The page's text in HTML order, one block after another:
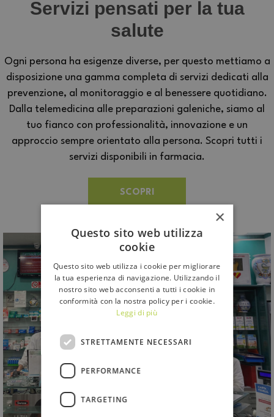
Servizi pensati per la tua
salute
Ogni persona ha esigenze diverse, per questo mettiamo a
disposizione una gamma completa di servizi dedicati alla
prevenzione, al monitoraggio e al benessere quotidiano.
Dalla telemedicina alle preparazioni galeniche, siamo al
tuo fianco con professionalità, innovazione e un
approccio sempre orientato alla persona. Scopri tutti i
servizi disponibili in farmacia.
SCOPRI
×
Questo sito web utilizza
cookie
Questo sito web utilizza i cookie per migliorare
la tua esperienza di navigazione. Utilizzando il
nostro sito web acconsenti a tutti i cookie in
conformità con la nostra policy per i cookie.
Leggi di più
STRETTAMENTE NECESSARI
PERFORMANCE
TARGETING